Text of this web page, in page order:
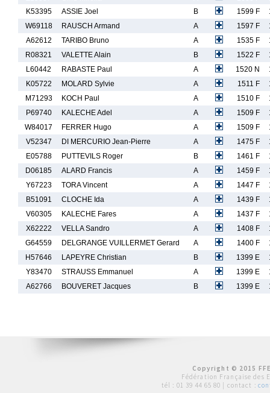
K53395
ASSIE Joel B 1599 F
W69118
RAUSCH Armand A 1597 F
A62612
TARIBO Bruno A 1535 F
R08321
VALETTE Alain B 1522 F
L60442
RABASTE Paul A 1520 N
K05722
MOLARD Sylvie A 1511 F
M71293
KOCH Paul A 1510 F
P69740
KALECHE Adel A 1509 F
W84017
FERRER Hugo A 1509 F
V52347
DI MERCURIO Jean-Pierre A 1475 F
E05788
PUTTEVILS Roger B 1461 F
D06185
ALARD Francis A 1459 F
Y67223
TORA Vincent A 1447 F
B51091
CLOCHE Ida A 1439 F
V60305
KALECHE Fares A 1437 F
X62222
VELLA Sandro A 1408 F
G64559
DELGRANGE VUILLERMET Gerard A 1400 F
H57646
LAPEYRE Christian B 1399 E
Y83470
STRAUSS Emmanuel A 1399 E
A62766
BOUVERET Jacques B 1399 E
Copyright © 2015
Fédération Française des
tél : 01 39 44 65 80 | contact :